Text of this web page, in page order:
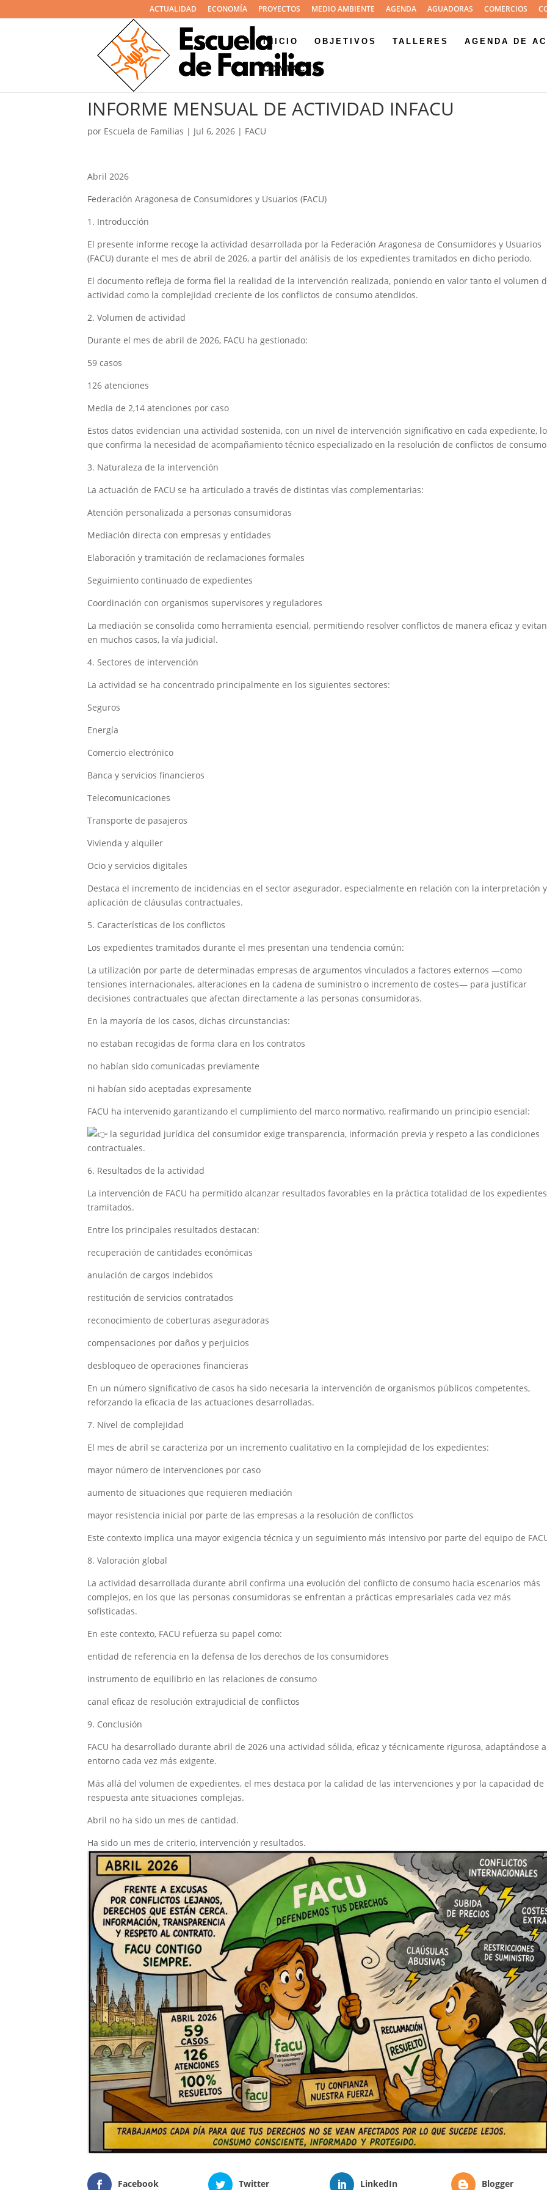
ACTUALIDAD ECONOMÍA PROYECTOS MEDIO AMBIENTE AGENDA AGUADORAS COMERCIOS
INICIO OBJETIVOS TALLERES AGENDA DE
CONTACTO
INFORME MENSUAL DE ACTIVIDAD INFACU
por Escuela de Familias | Jul 6, 2026| FACU
Abril 2026
Federación Aragonesa de Consumidores y Usuarios (FACU)
1. Introducción
El presente informe recoge la actividad desarrollada por la Federación Aragonesa de Consumidores y Usuarios
(FACU) durante el mes de abril de 2026, a partir del análisis de los expedientes tramitados en dicho periodo.
El documento refleja de forma fiel la realidad de la intervención realizada, poniendo en valor tanto el volumen
actividad como la complejidad creciente de los conflictos de consumo atendidos.
2. Volumen de actividad
Durante el mes de abril de 2026, FACU ha gestionado:
59 casos
126 atenciones
Media de 2,14 atenciones por caso
Estos datos evidencian una actividad sostenida, con un nivel de intervención significativo en cada expediente, lo
que confirma la necesidad de acompañamiento técnico especializado en la resolución de conflictos de
3. Naturaleza de la intervención
La actuación de FACU se ha articulado a través de distintas vías complementarias:
Atención personalizada a personas consumidoras
Mediación directa con empresas y entidades
Elaboración y tramitación de reclamaciones formales
Seguimiento continuado de expedientes
Coordinación con organismos supervisores y reguladores
La mediación se consolida como herramienta esencial, permitiendo resolver conflictos de manera eficaz y
en muchos casos, la vía judicial.
4. Sectores de intervención
La actividad se ha concentrado principalmente en los siguientes sectores:
Seguros
Energía
Comercio electrónico
Banca y servicios financieros
Telecomunicaciones
Transporte de pasajeros
Vivienda y alquiler
Ocio y servicios digitales
Destaca el incremento de incidencias en el sector asegurador, especialmente en relación con la interpretación y
aplicación de cláusulas contractuales.
5. Características de los conflictos
Los expedientes tramitados durante el mes presentan una tendencia común:
La utilización por parte de determinadas empresas de argumentos vinculados a factores externos —como
tensiones internacionales, alteraciones en la cadena de suministro o incremento de costes— para justificar
decisiones contractuales que afectan directamente a las personas consumidoras.
En la mayoría de los casos, dichas circunstancias:
no estaban recogidas de forma clara en los contratos
no habían sido comunicadas previamente
ni habían sido aceptadas expresamente
FACU ha intervenido garantizando el cumplimiento del marco normativo, reafirmando un principio esencial:
la seguridad jurídica del consumidor exige transparencia, información previa y respeto a las condiciones
contractuales.
6. Resultados de la actividad
La intervención de FACU ha permitido alcanzar resultados favorables en la práctica totalidad de los expedientes
tramitados.
Entre los principales resultados destacan:
recuperación de cantidades económicas
anulación de cargos indebidos
restitución de servicios contratados
reconocimiento de coberturas aseguradoras
compensaciones por daños y perjuicios
desbloqueo de operaciones financieras
En un número significativo de casos ha sido necesaria la intervención de organismos públicos competentes,
reforzando la eficacia de las actuaciones desarrolladas.
7. Nivel de complejidad
El mes de abril se caracteriza por un incremento cualitativo en la complejidad de los expedientes:
mayor número de intervenciones por caso
aumento de situaciones que requieren mediación
mayor resistencia inicial por parte de las empresas a la resolución de conflictos
Este contexto implica una mayor exigencia técnica y un seguimiento más intensivo por parte del equipo de
8. Valoración global
La actividad desarrollada durante abril confirma una evolución del conflicto de consumo hacia escenarios más
complejos, en los que las personas consumidoras se enfrentan a prácticas empresariales cada vez más
sofisticadas.
En este contexto, FACU refuerza su papel como:
entidad de referencia en la defensa de los derechos de los consumidores
instrumento de equilibrio en las relaciones de consumo
canal eficaz de resolución extrajudicial de conflictos
9. Conclusión
FACU ha desarrollado durante abril de 2026 una actividad sólida, eficaz y técnicamente rigurosa, adaptándose
entorno cada vez más exigente.
Más allá del volumen de expedientes, el mes destaca por la calidad de las intervenciones y por la capacidad de
respuesta ante situaciones complejas.
Abril no ha sido un mes de cantidad.
Ha sido un mes de criterio, intervención y resultados.
Facebook Twitter LinkedIn Blogger